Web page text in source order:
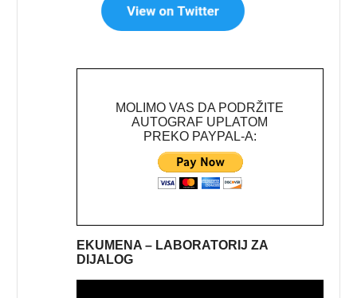
MOLIMO VAS DA PODRŽITE
AUTOGRAF UPLATOM
PREKO PAYPAL-A:
EKUMENA – LABORATORIJ ZA
DIJALOG